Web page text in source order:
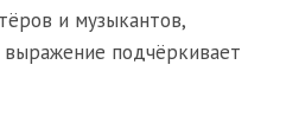
и музыкантов,
подчёркивает